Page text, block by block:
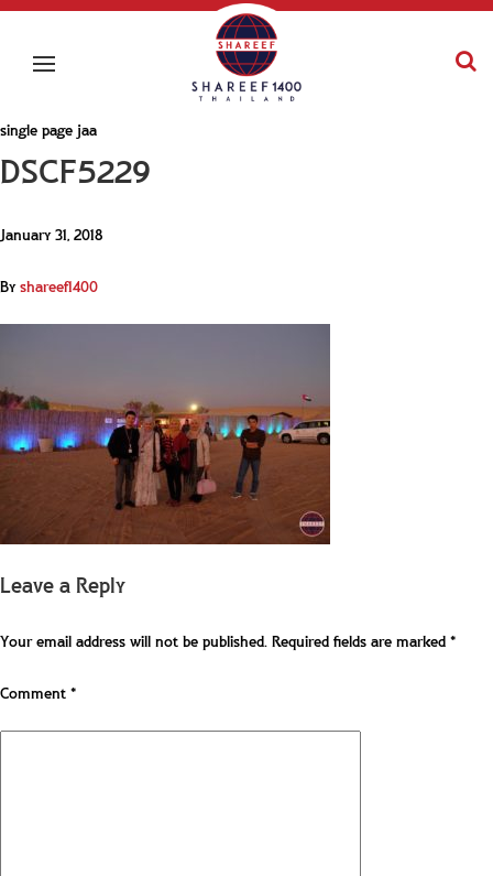
single page jaa
DSCF5229
January 31, 2018
Byshareef1400
Leave a Reply
Your email address will not be published.Required fields are marked*
Comment*